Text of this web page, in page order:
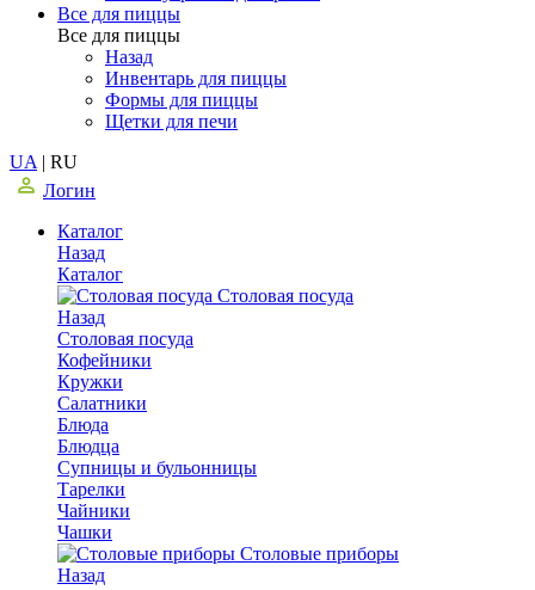
Все для пиццы
Все для пиццы
Назад
Инвентарь для пиццы
Формы для пиццы
Щетки для печи
UA | RU
Логин
Каталог
Назад
Каталог
Столовая посуда
Назад
Столовая посуда
Кофейники
Кружки
Салатники
Блюда
Блюдца
Супницы и бульонницы
Тарелки
Чайники
Чашки
Cтоловые приборы
Назад